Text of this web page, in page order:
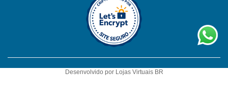
Desenvolvido por Lojas Virtuais BR